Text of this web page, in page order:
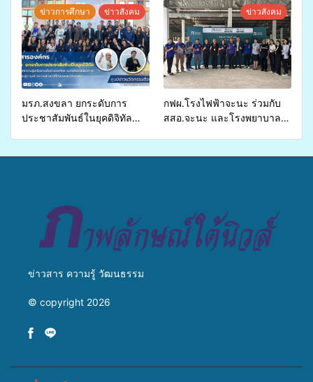
สุขภาพแก่ประชาชนในพื้นที่
อำเภอจะนะ
จ่ายงบกองทุนสุขภาพตำบล
รองรับการจัดบริการพาหนะรับ
ส่งผู้ทุพพลภาพเพื่อเข้ารับ
บริการสาธารณสุข ลดความ
เหลื่อมล้ำ ยกระดับคุณภาพ
ชีวิตประชาชนอย่างยั่งยืน
ข่าวการศึกษา ข่าวสังคม
มรภ.สงขลา ยกระดับการ
ประชาสัมพันธ์ในยุคดิจิทัล
ข่าวสังคม
กฟผ.โรงไฟฟ้าจะนะ ร่วมกับ
สสอ.จะนะ และโรงพยาบาล
ข่าวสาร ความรู้ วัฒนธรรม
© copyright 2026